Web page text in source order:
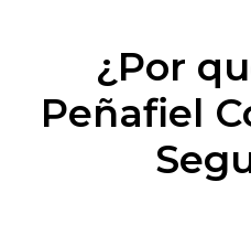
¿Por
Peñafiel